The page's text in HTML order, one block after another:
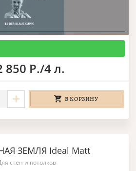
850 Р./4 л.
В КОРЗИНУ
ЗЕМЛЯ Ideal Matt
стен и потолков